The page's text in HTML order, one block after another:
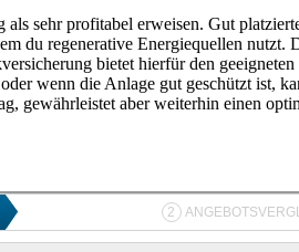
sehr profitabel erweisen. Gut
du regenerative Energiequellen
bietet hierfür den
wenn die Anlage gut geschützt ist,
gewährleistet aber weiterhin einen